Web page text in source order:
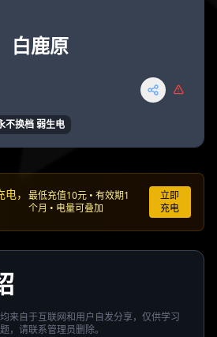
白鹿原
不换档 弱生电
， 最低充值10元 • 有效期1
个月 • 电量可叠加
立即
充电
来自于互联网和用户自发分享，仅供学习
，请联系管理员删除。